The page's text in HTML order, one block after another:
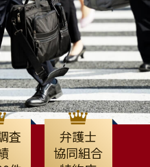
査
弁護士
協同組合